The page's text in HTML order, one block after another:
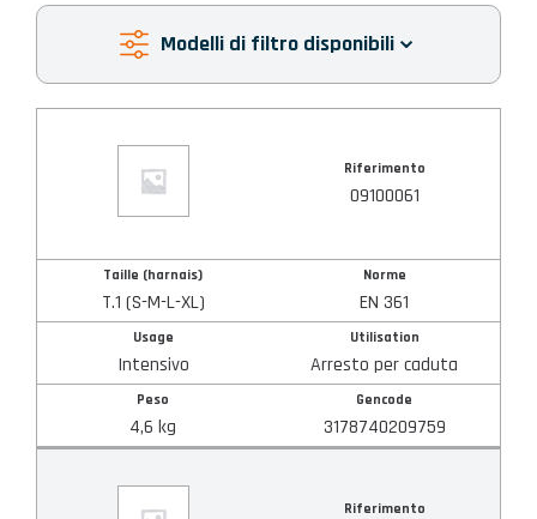
Modelli di filtro disponibili
Taille (harnais)
Norme
Usage
Peso
Riferimento
09100061
Taille (harnais)
T.1 (S-M-L-XL)
Norme
EN 361
Usage
Intensivo
Utilisation
Arresto per caduta
Peso
4,6 kg
Gencode
3178740209759
Riferimento